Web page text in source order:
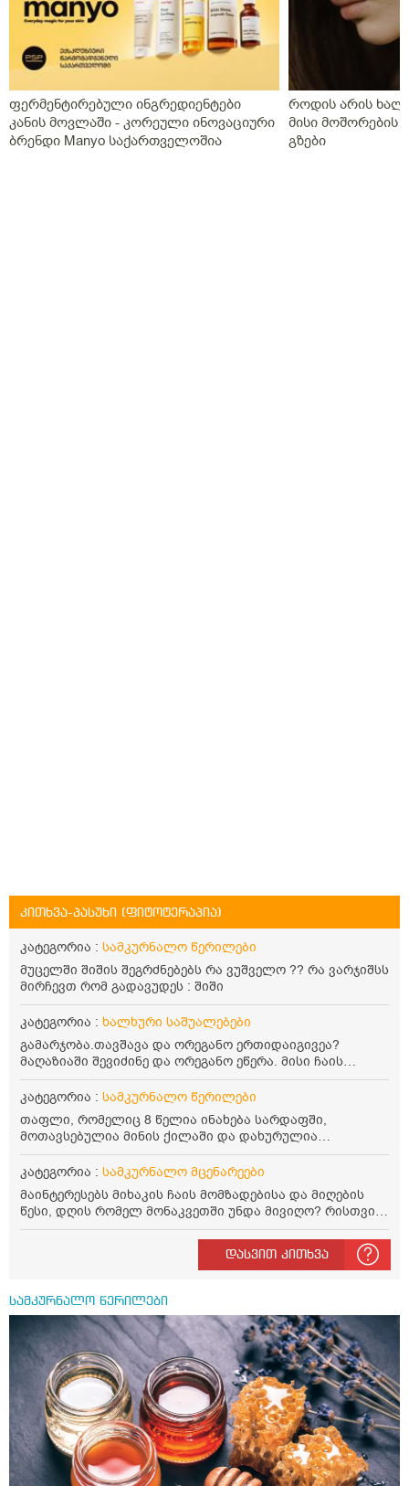
დიდიალბათობით ანთწბადა უფრო თვალის
გამოშრობა მაქვს
წამომივიდა ..
ფერმენტირებული ინგრედიენტები
კანის მოვლაში - კორეული ინოვაციური
ბრენდი Manyo საქართველოშია
როდის არის
მისი მოშორების
გზები
კითხვა-პასუხი (ფიტოტერაპია)
კატეგორია : სამკურნალო წერილები
მუცელში შიშის შეგრძნებებს რა ვუშველო ?? რა ვარჯიშსს
მირჩევთ რომ გადავუდეს : შიში
კატეგორია : ხალხური საშუალებები
გამარჯობა.თავშავა და ორეგანო ერთიდაიგივეა?
მაღაზიაში შევიძინე და ორეგანო ეწერა. მისი ჩაის
დალევის წესი მაინტერესებს.რისთვის არის კარგი?
წავიკითხე რომ: 1 ჭიქა თბილ წყალში ჩავყაროთ 1 ჩაის
კოვზი დაქუცმაცებული და გამხმარი ორეგანო და
გავაჩეროთ 10-15 წუთი, მივიღოთო ჭამიდან 1-2 საათში.
მიზანი: ანტიოქსიდანტური და ანთების საწინააღმდეგო
თვისება. სწორია ეს ინფორმაცია? უკუჩვენება რა აქვს
და ბრონქულ ასთმას თუ შველის ორეგანოს ჩაი?
კატეგორია : სამკურნალო წერილები
თაფლი, რომელიც 8 წელია ინახება სარდაფში,
მოთავსებულია მინის ქილაში და დახურულია
პლასტმასის სახურავით. ექნება თუ არა შენარჩუნებული
სასარგებლო თვისებები და შეიძლება თუ არა მისი
მირთმევა? გმადლობთ.
კატეგორია : სამკურნალო მცენარეები
მაინტერესებს მიხაკის ჩაის მომზადებისა და მიღების
წესი, დღის რომელ მონაკვეთში უნდა მივიღო? რისთვის
არის სასარგებლო და უკუჩვენება თუ აქვს
დასვით კითხვა
სამკურნალო წერილები